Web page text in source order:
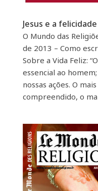
Jesus e a felicidade
O Mundo das
de 2013 – Como
Sobre a Vida Feliz:
essencial ao
nossas ações. O
compreendido, o